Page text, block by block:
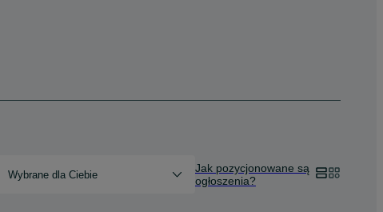
Wybrane dla Ciebie
Jak pozycjonowane są
ogłoszenia?